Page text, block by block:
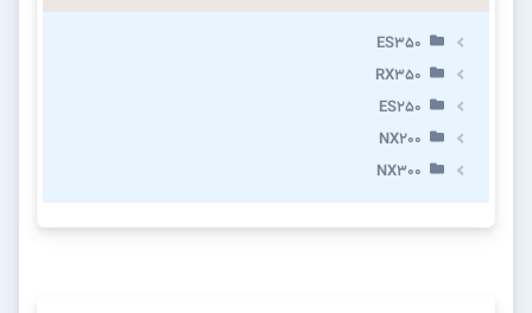
ES350
RX350
ES250
NX200
NX300